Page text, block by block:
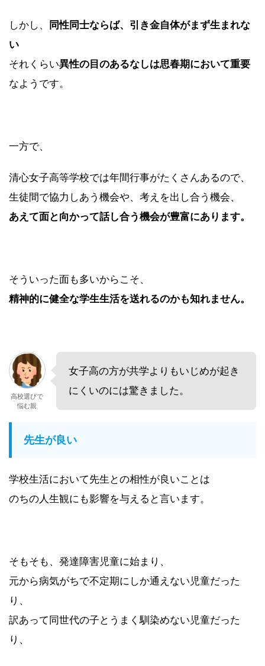
しかし、
同性同士ならば、引き金自体がまず生まれな
い
それくらい異性の目のあるなしは思春期において重要
なようです。
一方で、
清心女子高等学校では年間行事がたくさんあるので、
生徒間で協力しあう機会や、考えを出し合う機会、
あえて面と向かって話し合う機会が豊富にあります。
そういった面も多いからこそ、
精神的に健全な学生生活を送れるのかも知れません。
高校選びで
悩む親
女子高の方が共学よりもいじめが起き
にくいのには驚きました。
先生が良い
学校生活において先生との相性が良いことは
のちの人生観にも影響を与えると言います。
そもそも、発達障害児童に始まり、
元から病気がちで不定期にしか通えない児童だった
り、
訳あって同世代の子とうまく馴染めない児童だった
り、